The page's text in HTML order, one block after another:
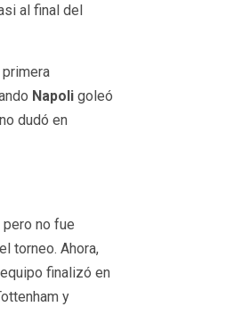
al final del
Napoligoleó
dudó en
pero no fue
torneo. Ahora,
finalizó en
y